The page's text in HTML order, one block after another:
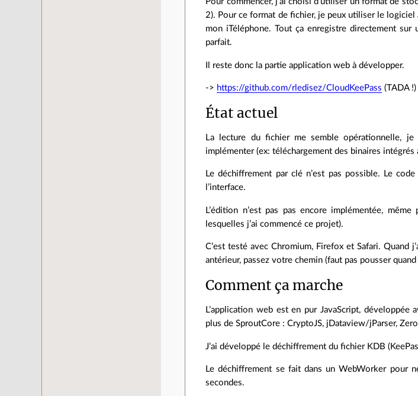
2). Pour ce format de fichier, je peux utiliser le
mon iTéléphone. Tout ça enregistre directement sur
parfait.
Il reste donc la partie application web à développer.
-> https://github.com/rledisez/CloudKeePass (TADA !)
État actuel
La lecture du fichier me semble opérationnelle,
implémenter (ex: téléchargement des binaires
Le déchiffrement par clé n’est pas possible. Le
l’interface.
L’édition n’est pas pas encore implémentée,
lesquelles j’ai commencé ce projet).
C’est testé avec Chromium, Firefox et Safari.
antérieur, passez votre chemin (faut pas pousser quand
Comment ça marche
L’application web est en pur JavaScript,
plus de SproutCore : CryptoJS, jDataview/jParser,
J’ai développé le déchiffrement du fichier KDB
Le déchiffrement se fait dans un WebWorker pour
secondes.